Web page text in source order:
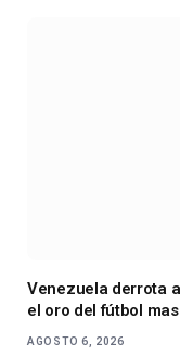
Venezuela derrota
el oro del fútbol
AGOSTO 6, 2026